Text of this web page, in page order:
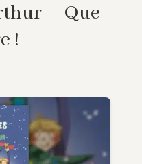
– Que
!